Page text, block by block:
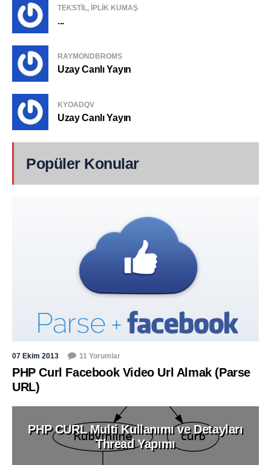
TEKSTIL, IPLIK KUMAŞ
...
RAYMONDBROMS
Uzay Canlı Yayın
KYOADQV
Uzay Canlı Yayın
Popüler Konular
07 Ekim 2013 11 Yorumlar
PHP Curl Facebook Video Url Almak (Parse
URL)
PHP CURL Multi Kullanımı ve Detayları
Thread Yapımı